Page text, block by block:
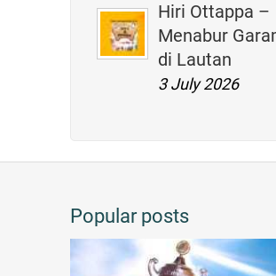
Hiri Ottappa –
Menabur
di Lautan
3 July 2026
Popular posts